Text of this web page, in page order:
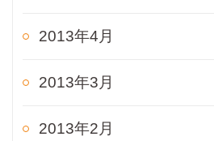
2013年4月
2013年3月
2013年2月